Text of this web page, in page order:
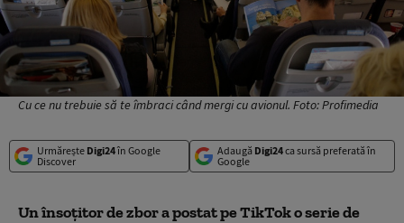
Cu ce nu trebuie să te îmbraci când mergi cu avionul. Foto: Profimedia
Urmărește Digi24în Google
Discover
Adaugă Digi24ca sursă preferată în
Google
Un însoțitor de zbor a postat pe TikTok o serie de